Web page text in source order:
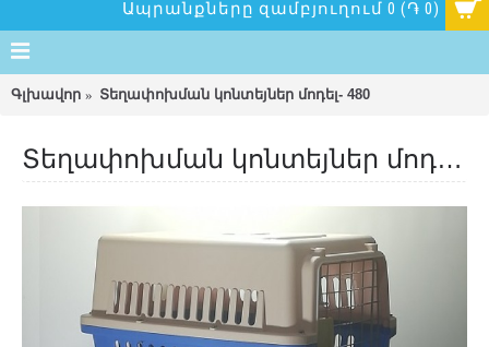
Ապրանքները զամբյուղում 0 (֏ 0)
Գլխավոր Տեղափոխման կոնտեյներ մոդել- 480
Տեղափոխման կոնտեյներ մոդել- 480